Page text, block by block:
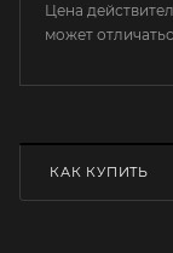
Цена
может
КАК КУПИТЬ